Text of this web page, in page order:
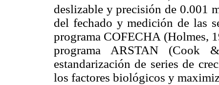
deslizable y precisión de 0.001
del fechado y medición de las
programa COFECHA (Holmes,
programa ARSTAN (Cook
estandarización de series de
los factores biológicos y